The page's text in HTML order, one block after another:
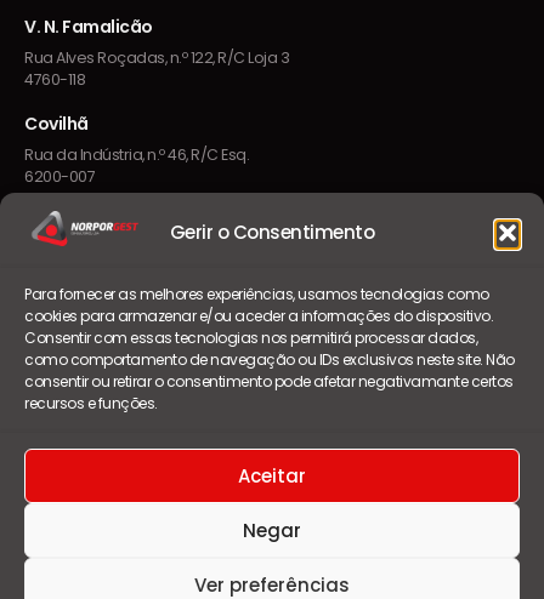
Gerir o Consentimento
Para fornecer as melhores experiências, usamos tecnologias como
cookies para armazenar e/ou aceder a informações do dispositivo.
Consentir com essas tecnologias nos permitirá processar dados,
como comportamento de navegação ou IDs exclusivos neste site. Não
consentir ou retirar o consentimento pode afetar negativamante certos
recursos e funções.
Aceitar
Negar
Ver preferências
V. N. Famalicão
Rua Alves Roçadas, n.º 122, R/C Loja 3
4760-118
Covilhã
Rua da Indústria, n.º 46, R/C Esq.
6200-007
geral@norporgest.pt
+351 252 084 080
Chamada para a rede fixa nacional
Seg – Sex · 09h–13h · 14h–18h